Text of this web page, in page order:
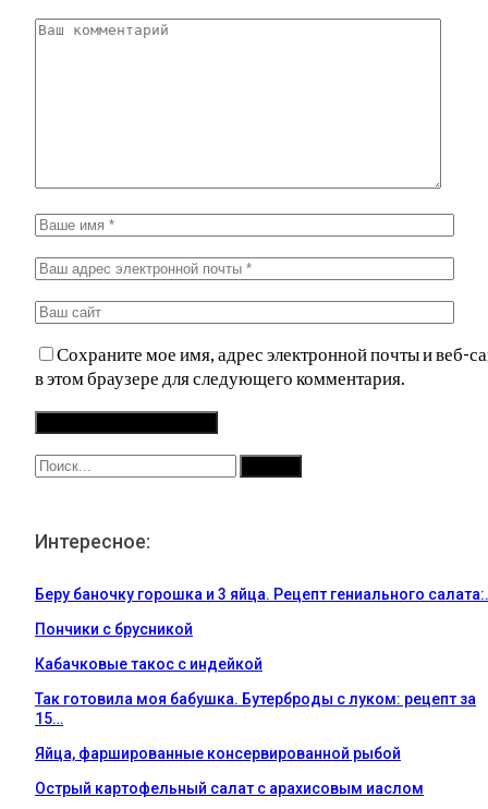
Сохраните мое имя, адрес электронной почты и веб-
в этом браузере для следующего комментария.
Интересное:
Беру баночку горошка и 3 яйца. Рецепт гениального
Пончики с брусникой
Кабачковые такос с индейкой
Так готовила моя бабушка. Бутерброды с луком: рецепт за
15…
Яйца, фаршированные консервированной рыбой
Острый картофельный салат с арахисовым иаслом